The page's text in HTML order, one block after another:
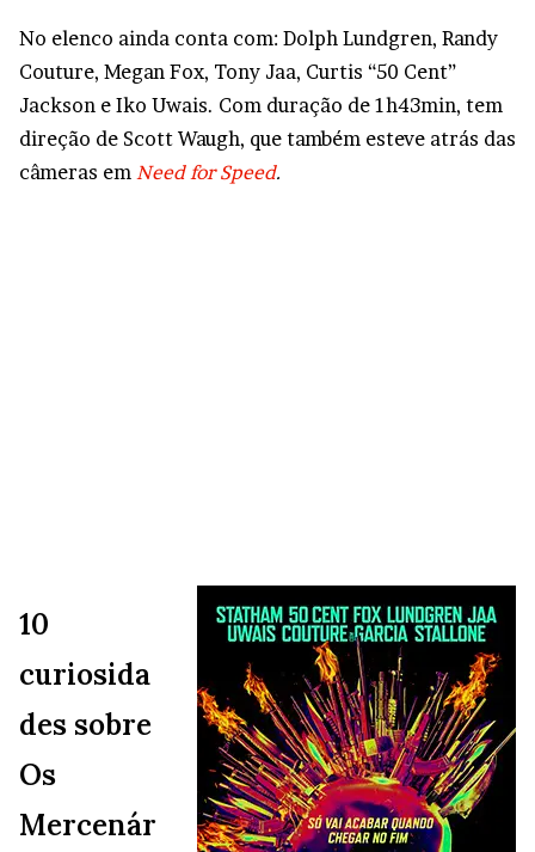
No elenco ainda conta com: Dolph Lundgren, Randy
Couture, Megan Fox, Tony Jaa, Curtis “50 Cent”
Jackson e Iko Uwais. Com duração de 1h43min, tem
direção de Scott Waugh, que também esteve atrás das
câmeras em Need for Speed.
10
curiosida
des sobre
Os
Mercenár